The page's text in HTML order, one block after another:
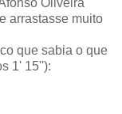
Oliveira
arrastasse muito
que sabia o que
1' 15''):